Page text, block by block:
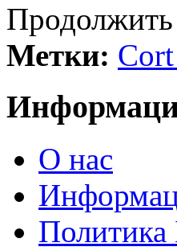
Продолжить
Метки:
О нас
Политика